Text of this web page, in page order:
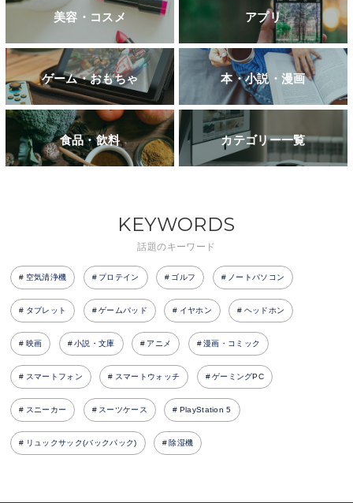
美容・コスメ アプリ
ゲーム・おもちゃ 本・小説・漫画
食品・飲料 カテゴリー一覧
KEYWORDS
話題のキーワード
空気清浄機 プロテイン ゴルフ ノートパソコン
タブレット ゲームパッド イヤホン ヘッドホン
映画 小説・文庫 アニメ 漫画・コミック
スマートフォン スマートウォッチ ゲーミングPC
スニーカー スーツケース PlayStation 5
リュックサック(バックパック) 除湿機